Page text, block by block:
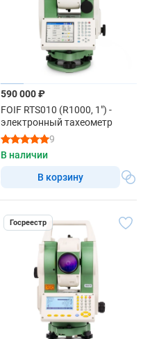
590 000 ₽
FOIF RTS010 (R1000, 1") -
электронный тахеометр
9
В наличии
В корзину
Госреестр